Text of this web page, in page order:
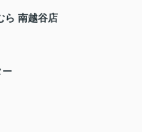
ら 南越谷店
ー